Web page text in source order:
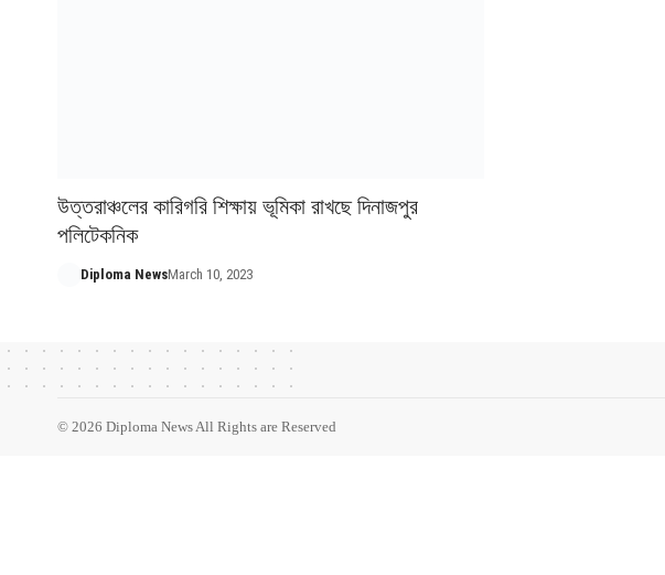
উত্তরাঞ্চলের কারিগরি শিক্ষায় ভূমিকা রাখছে দিনাজপুর
পলিটেকনিক
Diploma NewsMarch 10, 2023
© 2026 Diploma News All Rights are Reserved